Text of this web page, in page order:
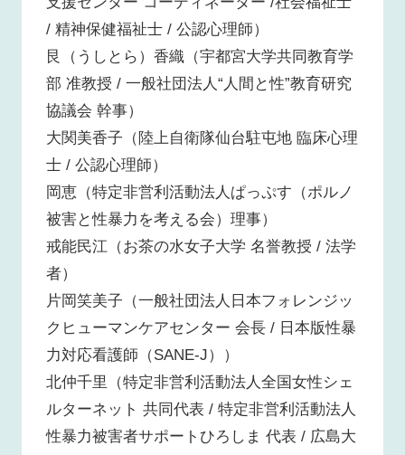
/ 精神保健福祉士 / 公認心理師）
艮（うしとら）香織（宇都宮大学共同教育学
部 准教授 / 一般社団法人“人間と性”教育研究
協議会 幹事）
大関美香子（陸上自衛隊仙台駐屯地 臨床心理
士 / 公認心理師）
岡恵（特定非営利活動法人ぱっぷす（ポルノ
被害と性暴力を考える会）理事）
戒能民江（お茶の水女子大学 名誉教授 / 法学
者）
片岡笑美子（一般社団法人日本フォレンジッ
クヒューマンケアセンター 会長 / 日本版性暴
力対応看護師（SANE-J））
北仲千里（特定非営利活動法人全国女性シェ
ルターネット 共同代表 / 特定非営利活動法人
性暴力被害者サポートひろしま 代表 / 広島大